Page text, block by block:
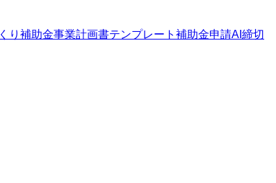
り補助金事業計画書テンプレート 補助金申請AI 締切